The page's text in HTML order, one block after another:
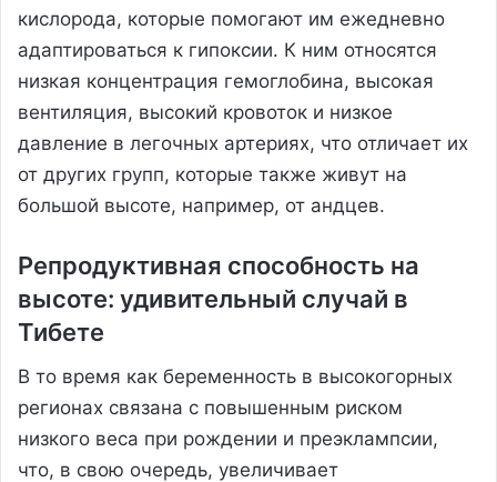
кислорода, которые помогают им ежедневно
адаптироваться к гипоксии. К ним относятся
низкая концентрация гемоглобина, высокая
вентиляция, высокий кровоток и низкое
давление в легочных артериях, что отличает их
от других групп, которые также живут на
большой высоте, например, от андцев.
Репродуктивная способность на
высоте: удивительный случай в
Тибете
В то время как беременность в высокогорных
регионах связана с повышенным риском
низкого веса при рождении и преэклампсии,
что, в свою очередь, увеличивает